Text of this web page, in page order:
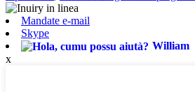
Mandate e-mail
Skype
William
x